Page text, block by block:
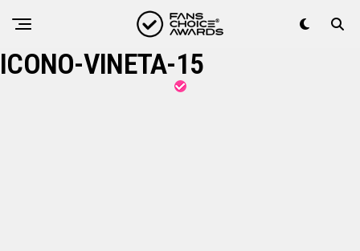
ICONO-VINETA-15